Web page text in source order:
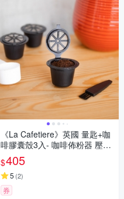
《La Cafetiere》英國 量匙+咖
啡膠囊殼3入- 咖啡佈粉器 壓粉
器 咖啡壓粉器 平粉錘 整粉器
填壓器
$405
5 (2)
券